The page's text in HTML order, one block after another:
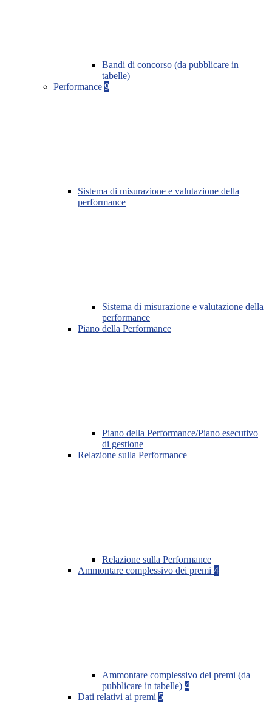
Bandi di concorso (da pubblicare in
tabelle)
Performance 9
Sistema di misurazione e valutazione della
performance
Sistema di misurazione e valutazione della
performance
Piano della Performance
Piano della Performance/Piano esecutivo
di gestione
Relazione sulla Performance
Relazione sulla Performance
Ammontare complessivo dei premi 4
Ammontare complessivo dei premi (da
pubblicare in tabelle) 4
Dati relativi ai premi 5